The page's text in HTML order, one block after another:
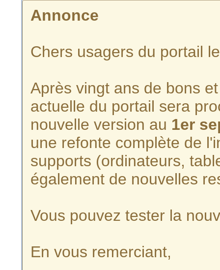
Annonce
Chers usagers du portail
Après vingt ans de bons
actuelle du portail sera
nouvelle version au 1er
une refonte complète de
supports (ordinateurs,
également de nouvelles
Vous pouvez tester la
En vous remerciant,